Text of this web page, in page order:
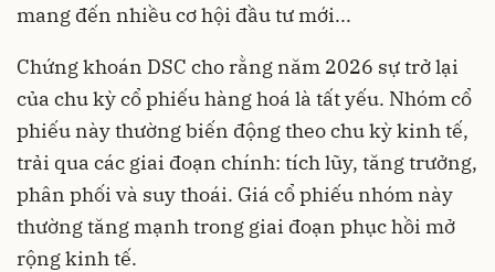
mang đến nhiều cơ hội đầu tư mới...
Chứng khoán DSC cho rằng năm 2026 sự trở lại
của chu kỳ cổ phiếu hàng hoá là tất yếu. Nhóm cổ
phiếu này thường biến động theo chu kỳ kinh tế,
trải qua các giai đoạn chính: tích lũy, tăng trưởng,
phân phối và suy thoái. Giá cổ phiếu nhóm này
thường tăng mạnh trong giai đoạn phục hồi mở
rộng kinh tế.